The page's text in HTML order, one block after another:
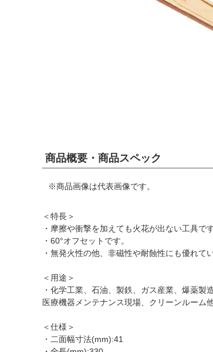
商品概要・商品スペック
※商品画像は代表画像です。
＜特長＞
・摩擦や衝撃を加えても火花が出ない工具です
・60°オフセットです。
・無発火性の他、非磁性や耐蝕性にも優れてい
＜用途＞
・化学工業、石油、製鉄、ガス産業、爆薬
医療機器メンテナンス現場、クリーンルーム他
＜仕様＞
・二面幅寸法(mm):41